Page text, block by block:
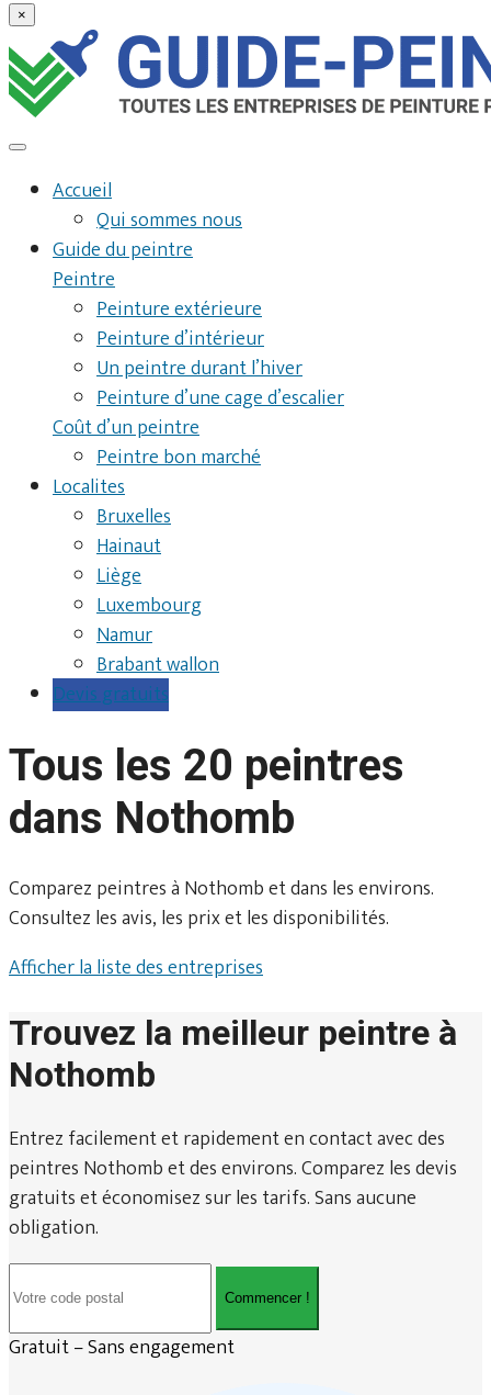
×
Accueil
Qui sommes nous
Guide du peintre
Peintre
Peinture extérieure
Peinture d’intérieur
Un peintre durant l’hiver
Peinture d’une cage d’escalier
Coût d’un peintre
Peintre bon marché
Localites
Bruxelles
Hainaut
Liège
Luxembourg
Namur
Brabant wallon
Devis gratuits
Tous les 20 peintres
dans Nothomb
Comparez peintres à Nothomb et dans les environs.
Consultez les avis, les prix et les disponibilités.
Afficher la liste des entreprises
Trouvez la meilleur peintre à
Nothomb
Entrez facilement et rapidement en contact avec des
peintres Nothomb et des environs. Comparez les devis
gratuits et économisez sur les tarifs. Sans aucune
obligation.
Commencer !
Gratuit – Sans engagement